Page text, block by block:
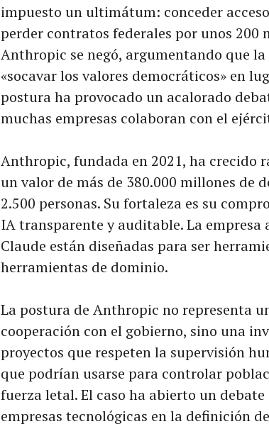
impuesto un ultimátum: conceder
perder contratos federales por unos 200
Anthropic se negó, argumentando que la
«socavar los valores democráticos» en
postura ha provocado un acalorado
muchas empresas colaboran con el
Anthropic, fundada en 2021, ha crecido
un valor de más de 380.000 millones de
2.500 personas. Su fortaleza es su
IA transparente y auditable. La
Claude están diseñadas para ser
herramientas de dominio.
La postura de Anthropic no representa
cooperación con el gobierno, sino una
proyectos que respeten la supervisión
que podrían usarse para controlar
fuerza letal. El caso ha abierto un
empresas tecnológicas en la definición